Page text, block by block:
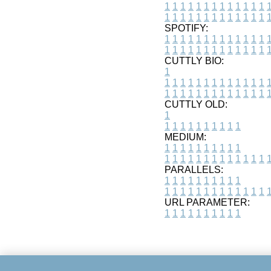
1 1 1 1 1 1 1 1 1 1 1 1 1 1
1 1 1 1 1 1 1 1 1 1 1 1 1 1
SPOTIFY:
1 1 1 1 1 1 1 1 1 1 1 1 1 1
1 1 1 1 1 1 1 1 1 1 1 1 1 1
CUTTLY BIO:
1
1 1 1 1 1 1 1 1 1 1 1 1 1 1
1 1 1 1 1 1 1 1 1 1 1 1 1 1
CUTTLY OLD:
1
1 1 1 1 1 1 1 1 1 1
MEDIUM:
1 1 1 1 1 1 1 1 1 1
1 1 1 1 1 1 1 1 1 1 1 1 1 1
PARALLELS:
1 1 1 1 1 1 1 1 1 1
1 1 1 1 1 1 1 1 1 1 1 1 1 1
URL PARAMETER:
1 1 1 1 1 1 1 1 1 1